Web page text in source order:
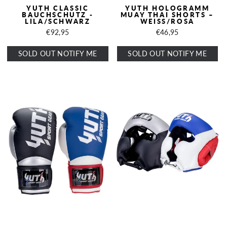
YUTH CLASSIC
BAUCHSCHUTZ -
LILA/SCHWARZ
€92,95
SOLD OUT NOTIFY ME
YUTH HOLOGRAMM
MUAY THAI SHORTS –
WEISS/ROSA
€46,95
SOLD OUT NOTIFY ME